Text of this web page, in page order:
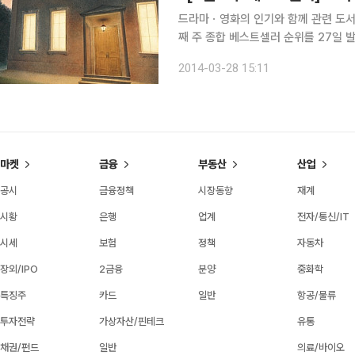
드라마ㆍ영화의 인기와 함께 관련 도서들이 높은
째 주 종합 베스트셀러 순위를 27일
요약할 수 있다. 최근 종영된
2014-03-28 15:11
마켓
공시
시황
시세
장외/IPO
특징주
투자전략
채권/펀드
금융
금융정책
은행
보험
2금융
카드
가상자산/핀테크
일반
부동산
시장동향
업계
정책
분양
일반
산업
재계
전자/통신/IT
자동차
중화학
항공/물류
유통
의료/바이오